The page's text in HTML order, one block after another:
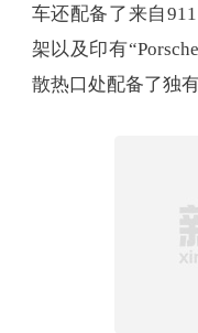
车还配备了来自
架以及印有
散热口处配备了独